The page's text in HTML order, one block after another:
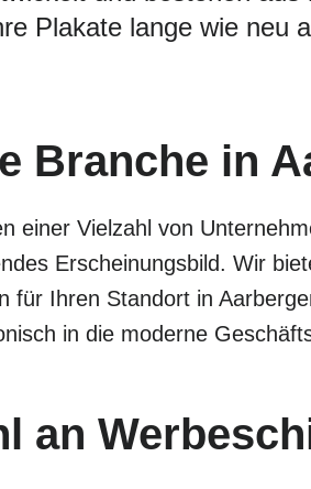
Plakate lange wie neu
Branche in
einer Vielzahl von
Erscheinungsbild. Wir
für Ihren Standort in
in die moderne
an